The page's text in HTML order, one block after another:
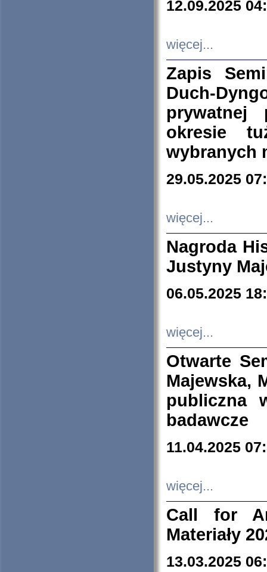
12.09.2025
więcej...
Zapis
Duch-
prywatnej
okresie
wybranych
29.05.2025
więcej...
Nagroda
Justyny
06.05.2025
więcej...
Otwarte
Majewska,
publiczna
badawcze
11.04.2025
więcej...
Call for
Materiały
13.03.2025